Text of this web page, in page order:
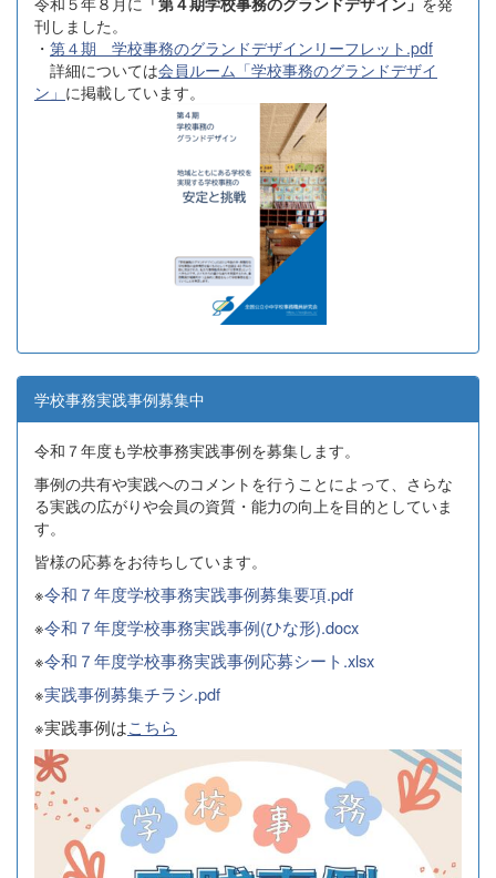
刊しました。
・ 第４期 学校事務のグランドデザインリーフレット.pdf
詳細については会員ルーム「学校事務のグランドデザイ
ン」 に掲載しています。
学校事務実践事例募集中
令和７年度も学校事務実践事例を募集します。
事例の共有や実践へのコメントを行うことによって、さらな
る実践の広がりや会員の資質・能力の向上を目的としていま
す。
皆様の応募をお待ちしています。
※令和７年度学校事務実践事例募集要項.pdf
※令和７年度学校事務実践事例(ひな形).docx
※令和７年度学校事務実践事例応募シート.xlsx
※実践事例募集チラシ.pdf
※実践事例はこちら